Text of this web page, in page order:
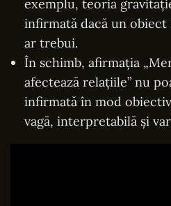
exemplu, teoria
infirmată dacă un
ar trebui.
În schimb, afirmația
afectează relațiile” nu
infirmată în mod
vagă, interpretabilă și